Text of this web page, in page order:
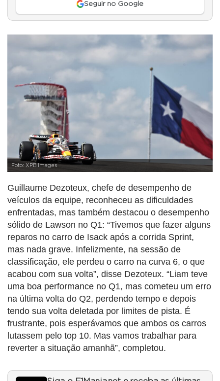
Seguir no Google
Foto: XPB Images
Guillaume Dezoteux, chefe de desempenho de
veículos da equipe, reconheceu as dificuldades
enfrentadas, mas também destacou o desempenho
sólido de Lawson no Q1: “Tivemos que fazer alguns
reparos no carro de Isack após a corrida Sprint,
mas nada grave. Infelizmente, na sessão de
classificação, ele perdeu o carro na curva 6, o que
acabou com sua volta”, disse Dezoteux. “Liam teve
uma boa performance no Q1, mas cometeu um erro
na última volta do Q2, perdendo tempo e depois
tendo sua volta deletada por limites de pista. É
frustrante, pois esperávamos que ambos os carros
lutassem pelo top 10. Mas vamos trabalhar para
reverter a situação amanhã”, completou.